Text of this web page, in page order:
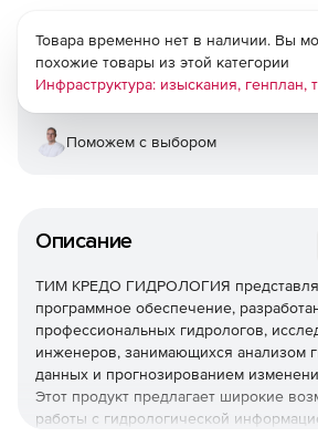
Описание
ТИМ КРЕДО ГИДРОЛОГИЯ
программное обеспечение,
профессиональных гидрологов,
инженеров, занимающихся анализом
данных и прогнозированием
Этот продукт предлагает широкие
работы с гидрологической
Товара временно нет в наличии. Вы
похожие товары из этой категории
Инфраструктура: изыскания, генплан,
Поможем с выбором